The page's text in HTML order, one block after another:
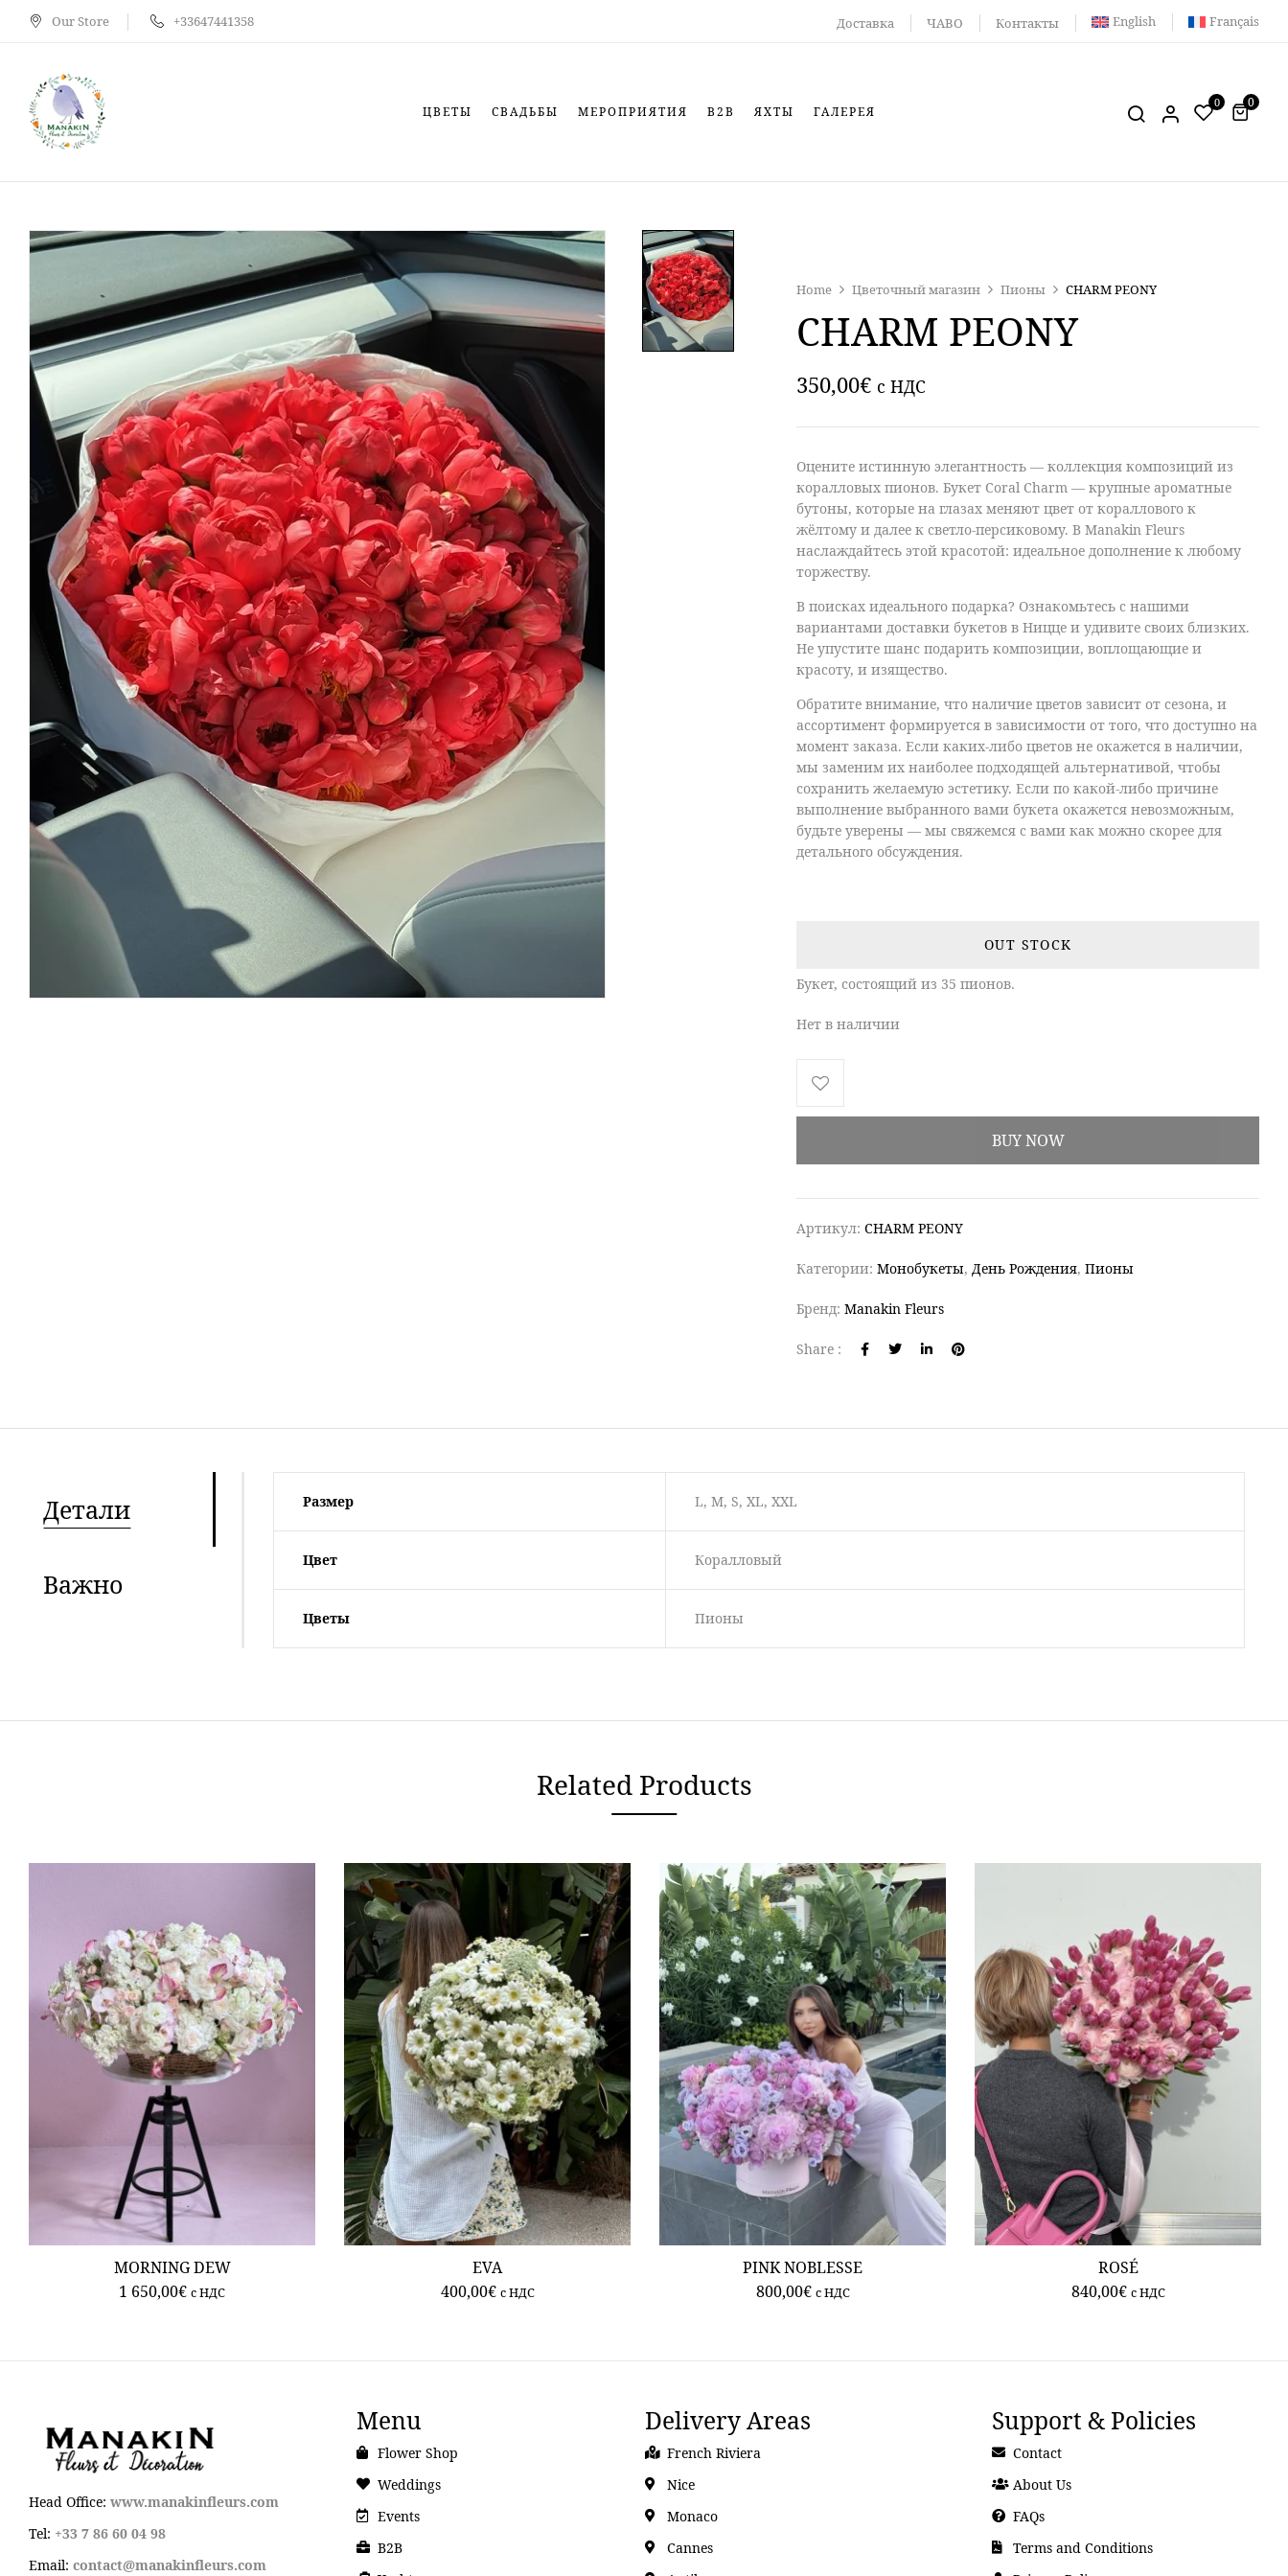
Our Store +33647441358 Доставка ЧАВО Контакты English Français
ЦВЕТЫ СВАДЬБЫ МЕРОПРИЯТИЯ B2B ЯХТЫ ГАЛЕРЕЯ
0 0
Home Цветочный магазин Пионы CHARM PEONY
CHARM PEONY
350,00€ c НДС
Оцените истинную элегантность — коллекция композиций из
коралловых пионов.Букет Coral Charm — крупные ароматные
бутоны, которые на глазах меняют цвет от кораллового к
жёлтому и далее к светло-персиковому. В Manakin Fleurs
наслаждайтесь этой красотой: идеальное дополнение к любому
торжеству.
В поисках идеального подарка? Ознакомьтесь с нашими
вариантамидоставки букетов в Ницце и удивите своих близких.
Не упустите шансподарить композиции, воплощающие и
красоту, и изящество.
Обратите внимание, что наличие цветов зависит от сезона, и
ассортимент формируется в зависимости от того, что доступно на
момент заказа. Если каких-либо цветов не окажется в наличии,
мы заменим их наиболее подходящей альтернативой, чтобы
сохранить желаемую эстетику. Если по какой-либо причине
выполнение выбранного вами букета окажется невозможным,
будьте уверены — мы свяжемся с вами как можно скорее для
детального обсуждения.
OUT STOCK
Букет, состоящий из 35 пионов.
Нет в наличии
BUY NOW
Артикул:CHARM PEONY
Категории:Монобукеты,День Рождения,Пионы
Бренд:Manakin Fleurs
Share :
Детали
Важно
Размер L, M, S, XL, XXL
Цвет Коралловый
Цветы Пионы
Related Products
MORNING DEW
1 650,00€ c НДС
EVA
400,00€ c НДС
PINK NOBLESSE
800,00€ c НДС
ROSÉ
840,00€ c НДС
Head Office: www.manakinfleurs.com
Tel: +33 7 86 60 04 98
Email: contact@manakinfleurs.com
Menu
Flower Shop
Weddings
Events
B2B
Delivery Areas
French Riviera
Nice
Monaco
Cannes
Support & Policies
Contact
About Us
FAQs
Terms and Conditions